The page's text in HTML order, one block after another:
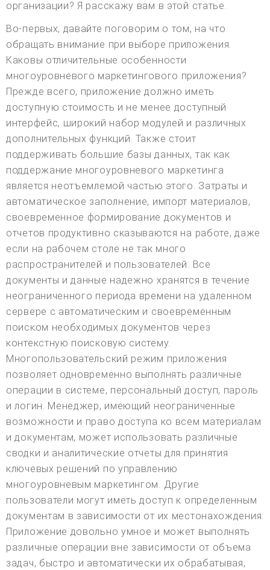
организации? Я расскажу вам в этой статье.
Во-первых, давайте поговорим о том, на что
обращать внимание при выборе приложения.
Каковы отличительные особенности
многоуровневого маркетингового приложения?
Прежде всего, приложение должно иметь
доступную стоимость и не менее доступный
интерфейс, широкий набор модулей и различных
дополнительных функций. Также стоит
поддерживать большие базы данных, так как
поддержание многоуровневого маркетинга
является неотъемлемой частью этого. Затраты и
автоматическое заполнение, импорт материалов,
своевременное формирование документов и
отчетов продуктивно сказываются на работе, даже
если на рабочем столе не так много
распространителей и пользователей. Все
документы и данные надежно хранятся в течение
неограниченного периода времени на удаленном
сервере с автоматическим и своевременным
поиском необходимых документов через
контекстную поисковую систему.
Многопользовательский режим приложения
позволяет одновременно выполнять различные
операции в системе, персональный доступ, пароль
и логин. Менеджер, имеющий неограниченные
возможности и право доступа ко всем материалам
и документам, может использовать различные
сводки и аналитические отчеты для принятия
ключевых решений по управлению
многоуровневым маркетингом. Другие
пользователи могут иметь доступ к определенным
документам в зависимости от их местонахождения.
Приложение довольно умное и может выполнять
различные операции вне зависимости от объема
задач, быстро и автоматически их обрабатывая,